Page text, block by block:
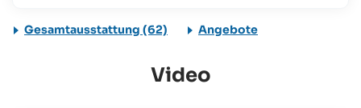
Gesamtausstattung (62) Angebote
Video